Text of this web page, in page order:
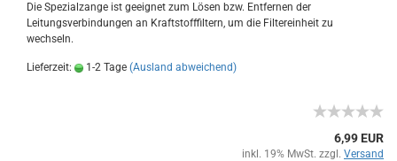
Die Spezialzange ist geeignet zum Lösen bzw. Entfernen der
Leitungsverbindungen an Kraftstofffiltern, um die Filtereinheit zu
wechseln.
Lieferzeit: 1-2 Tage (Ausland abweichend)
6,99 EUR
inkl. 19% MwSt. zzgl. Versand